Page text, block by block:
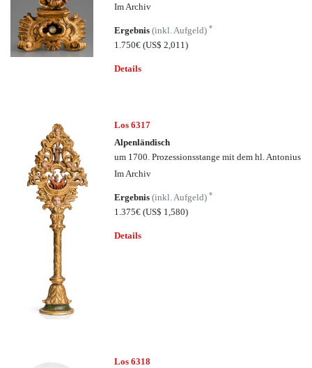
Im Archiv
Ergebnis(inkl. Aufgeld)*
1.750€(US$ 2,011)
Details
Los 6317
Alpenländisch
um 1700. Prozessionsstange mit dem hl. Antonius
Im Archiv
Ergebnis(inkl. Aufgeld)*
1.375€(US$ 1,580)
Details
Los 6318